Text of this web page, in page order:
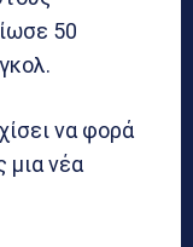
50
να φορά
μια νέα